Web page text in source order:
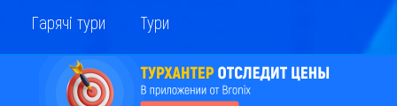
Гарячі тури Тури